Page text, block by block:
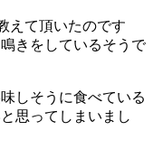
えて頂いたのです
きをしているそうで
しそうに食べている
思ってしまいまし